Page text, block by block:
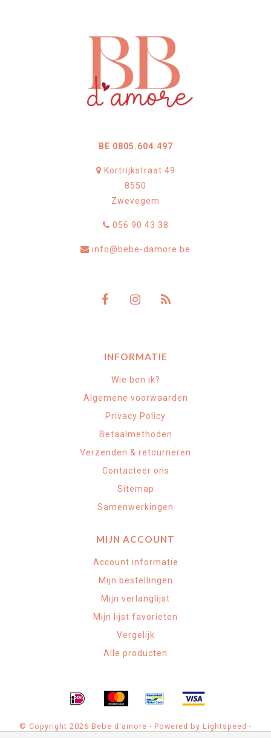
BE 0805.604.497
Kortrijkstraat 49
8550
Zwevegem
056 90 43 38
info@bebe-damore.be
INFORMATIE
Wie ben ik?
Algemene voorwaarden
Privacy Policy
Betaalmethoden
Verzenden & retourneren
Contacteer ons
Sitemap
Samenwerkingen
MIJN ACCOUNT
Account informatie
Mijn bestellingen
Mijn verlanglijst
Mijn lijst favorieten
Vergelijk
Alle producten
© Copyright 2026 Bebe d'amore - Powered by Lightspeed -